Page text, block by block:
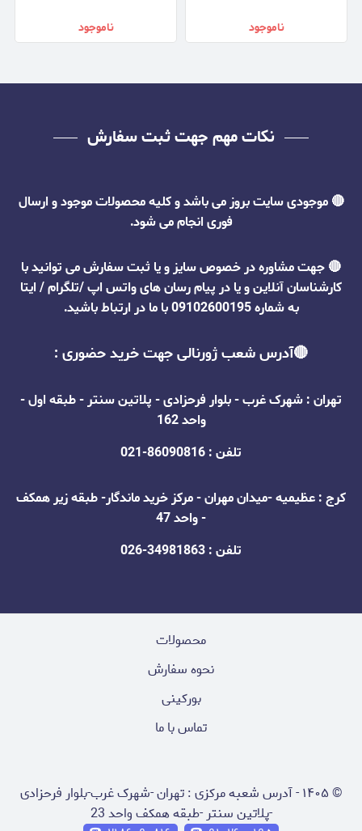
ناموجود ناموجود
نکات مهم جهت ثبت سفارش
🔴 موجودی سایت بروز می باشد و کلیه محصولات موجود و ارسال
فوری انجام می شود.
🔴 جهت مشاوره در خصوص سایز و یا ثبت سفارش می توانید با
کارشناسان آنلاین و یا در پیام رسان های واتس اپ /تلگرام / ایتا
به شماره 09102600195 با ما در ارتباط باشید.
🔴آدرس شعب ژورنالی جهت خرید حضوری :
تهران : شهرک غرب - بلوار فرحزادی - پلاتین سنتر - طبقه اول -
واحد 162
تلفن : 86090816-021
کرج : عظیمیه -میدان مهران - مرکز خرید ماندگار- طبقه زیر همکف
- واحد 47
تلفن : 34981863-026
محصولات
نحوه سفارش
بورکینی
تماس با ما
©۱۴۰۵-آدرس شعبه مرکزی : تهران -شهرک غرب-بلوار فرحزادی
-پلاتین سنتر -طبقه همکف واحد 23